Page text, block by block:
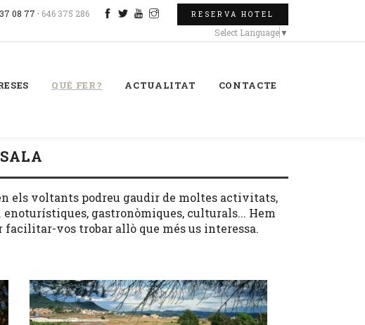
08 77 · 646 375 286 RESERVA HOTEL
Select Language▼
QUÈ FER? ACTUALITAT CONTACTE
els voltants podreu gaudir de moltes activitats,
enoturístiques, gastronòmiques, culturals... Hem
vos trobar allò que més us interessa.